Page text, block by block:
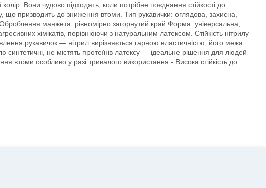
Вони чудово підходять, коли потрібне поєднання стійкості до
що призводить до зниження втоми. Тип рукавички: оглядова, захисна,
манжета: рівномірно загорнутий край Форма: універсальна,
хімікатів, порівнюючи з натуральним латексом. Стійкість нітрилу
рукавичок — нітрил вирізняється гарною еластичністю, його межа
не містять протеїнів латексу — ідеальне рішення для людей
втоми особливо у разі тривалого використання - Висока стійкість до